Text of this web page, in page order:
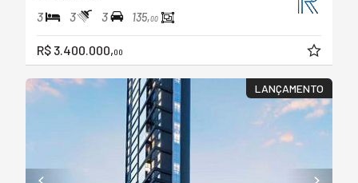
3 3 3 135,00
R$ 3.400.000,00
LANÇAMENTO